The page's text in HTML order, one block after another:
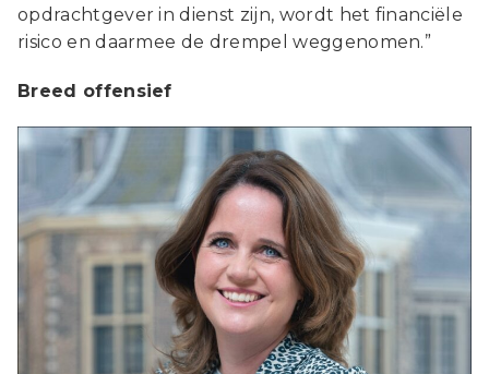
opdrachtgever in dienst zijn, wordt het financiële
risico en daarmee de drempel weggenomen.”
Breed offensief